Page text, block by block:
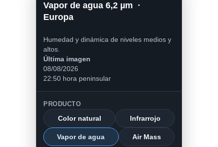
Vapor de agua 6,2 µm ·
Europa
Humedad y dinámica de niveles medios y
altos.
Última imagen
08/08/2026
22:50 hora peninsular
PRODUCTO
Color natural Infrarrojo
Vapor de agua Air Mass